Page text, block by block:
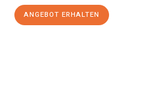
ANGEBOT ERHALTEN